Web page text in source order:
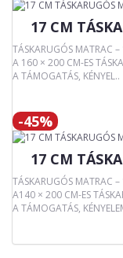
17 CM
TÁSKARUGÓS MATRAC
A 160 × 200 CM-ES
A TÁMOGATÁS, KÉNYEL..
-45%
17 CM
TÁSKARUGÓS MATRAC
A140 × 200 CM-ES
A TÁMOGATÁS,